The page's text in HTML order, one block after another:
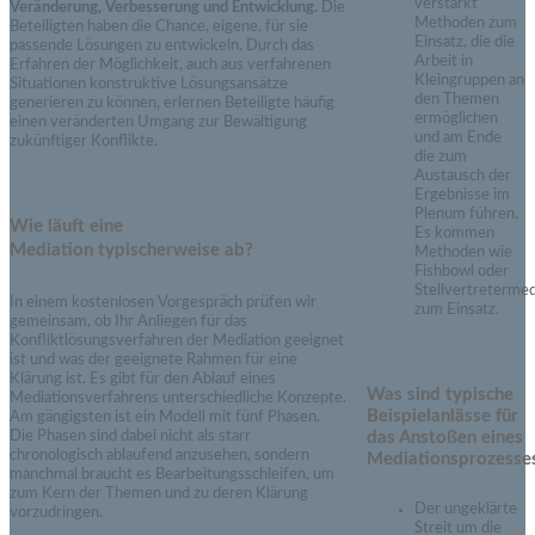
Veränderung, Verbesserung und Entwicklung. Die
Beteiligten haben die Chance, eigene, für sie
passende Lösungen zu entwickeln. Durch das
Erfahren der Möglichkeit, auch aus verfahrenen
Situationen konstruktive Lösungsansätze
generieren zu können, erlernen Beteiligte häufig
einen veränderten Umgang zur Bewältigung
zukünftiger Konflikte.
Wie läuft eine
Mediation typischerweise ab?
In einem kostenlosen Vorgespräch prüfen wir
gemeinsam, ob Ihr Anliegen für das
Konfliktlösungsverfahren der Mediation geeignet
ist und was der geeignete Rahmen für eine
Klärung ist. Es gibt für den Ablauf eines
Mediationsverfahrens unterschiedliche Konzepte.
Am gängigsten ist ein Modell mit fünf Phasen.
Die Phasen sind dabei nicht als starr
chronologisch ablaufend anzusehen, sondern
manchmal braucht es Bearbeitungsschleifen, um
zum Kern der Themen und zu deren Klärung
vorzudringen.
verstärkt
Methoden zum
Einsatz, die die
Arbeit in
Kleingruppen an
den Themen
ermöglichen
und am Ende
die zum
Austausch der
Ergebnisse im
Plenum führen.
Es kommen
Methoden wie
Fishbowl oder
zum Einsatz.
Was sind typische
Beispielanlässe für
das Anstoßen eines
Der ungeklärte
Streit um die